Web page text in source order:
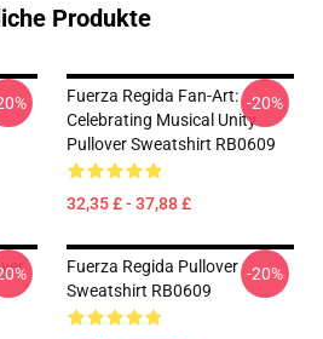
Produkte
Fuerza Regida Fan-Art:
Celebrating Musical Unity
Pullover Sweatshirt RB0609
32,35 £ - 37,88 £
-20%
Fuerza Regida Pullover
Sweatshirt RB0609
-20%